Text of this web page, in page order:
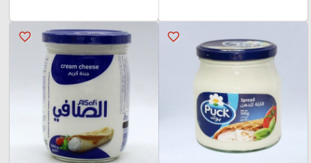
favorite_border
favorite_border